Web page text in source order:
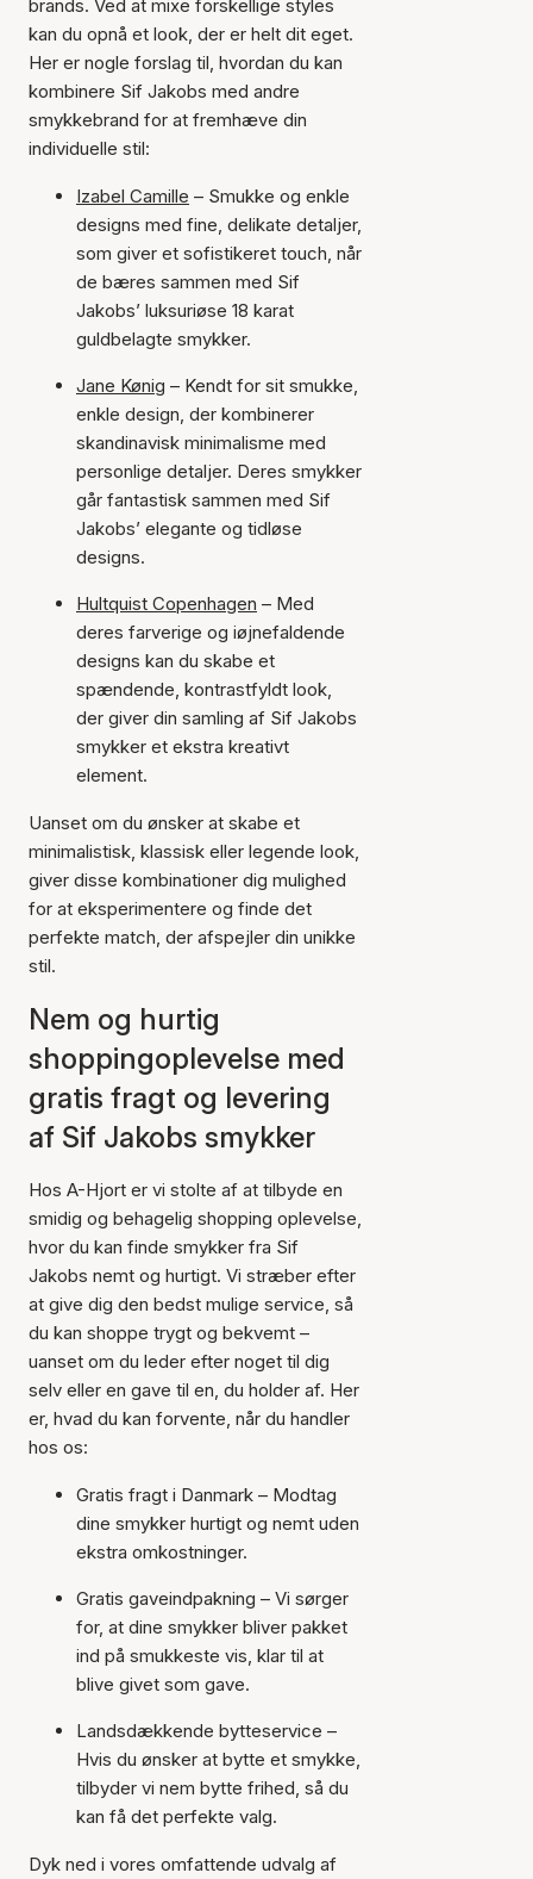
brands. Ved at mixe forskellige styles
kan du opnå et look, der er helt dit eget.
Her er nogle forslag til, hvordan du kan
kombinere Sif Jakobs med andre
smykkebrand for at fremhæve din
individuelle stil:
Izabel Camille – Smukke og enkle
designs med fine, delikate detaljer,
som giver et sofistikeret touch, når
de bæres sammen med Sif
Jakobs’ luksuriøse 18 karat
guldbelagte smykker.
Jane Kønig – Kendt for sit smukke,
enkle design, der kombinerer
skandinavisk minimalisme med
personlige detaljer. Deres smykker
går fantastisk sammen med Sif
Jakobs’ elegante og tidløse
designs.
Hultquist Copenhagen – Med
deres farverige og iøjnefaldende
designs kan du skabe et
spændende, kontrastfyldt look,
der giver din samling af Sif Jakobs
smykker et ekstra kreativt
element.
Uanset om du ønsker at skabe et
minimalistisk, klassisk eller legende look,
giver disse kombinationer dig mulighed
for at eksperimentere og finde det
perfekte match, der afspejler din unikke
stil.
Nem og hurtig
shoppingoplevelse med
gratis fragt og levering
af Sif Jakobs smykker
Hos A-Hjort er vi stolte af at tilbyde en
smidig og behagelig shopping oplevelse,
hvor du kan finde smykker fra Sif
Jakobs nemt og hurtigt. Vi stræber efter
at give dig den bedst mulige service, så
du kan shoppe trygt og bekvemt –
uanset om du leder efter noget til dig
selv eller en gave til en, du holder af. Her
er, hvad du kan forvente, når du handler
hos os:
Gratis fragt i Danmark – Modtag
dine smykker hurtigt og nemt uden
ekstra omkostninger.
Gratis gaveindpakning – Vi sørger
for, at dine smykker bliver pakket
ind på smukkeste vis, klar til at
blive givet som gave.
Landsdækkende bytteservice –
Hvis du ønsker at bytte et smykke,
tilbyder vi nem bytte frihed, så du
kan få det perfekte valg.
Dyk ned i vores omfattende udvalg af